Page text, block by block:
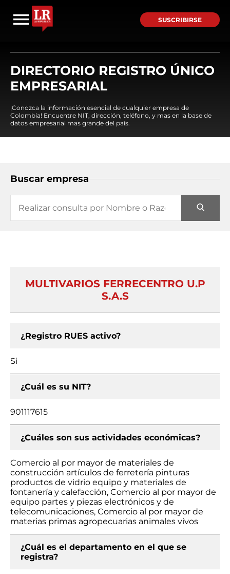
SUSCRIBIRSE
DIRECTORIO REGISTRO ÚNICO
EMPRESARIAL
¡Conozca la información esencial de cualquier empresa de
Colombia! Encuentre NIT, dirección, teléfono, y mas en la base de
datos empresarial mas grande del país.
Buscar empresa
MULTIVARIOS FERRECENTRO U.P
S.A.S
¿Registro RUES activo?
Si
¿Cuál es su NIT?
901117615
¿Cuáles son sus actividades económicas?
Comercio al por mayor de materiales de
construcción artículos de ferretería pinturas
productos de vidrio equipo y materiales de
fontanería y calefacción, Comercio al por mayor de
equipo partes y piezas electrónicos y de
telecomunicaciones, Comercio al por mayor de
materias primas agropecuarias animales vivos
¿Cuál es el departamento en el que se
registra?